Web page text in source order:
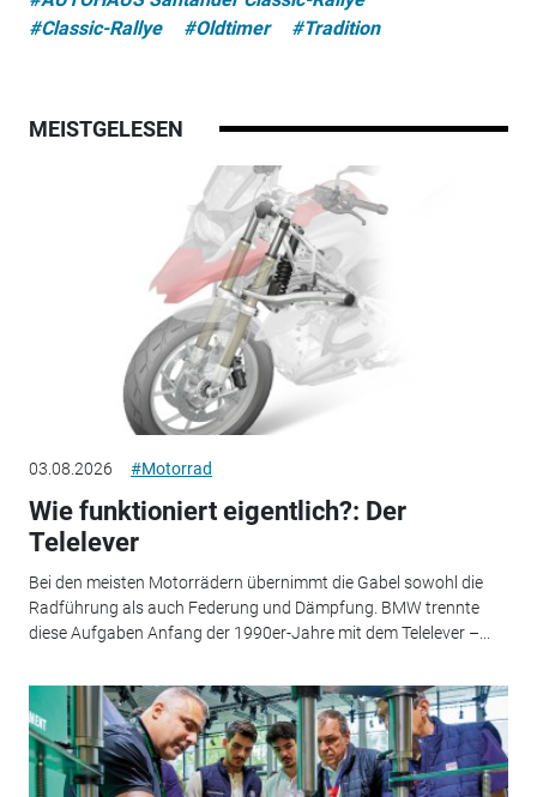
#Classic-Rallye
#Oldtimer #Tradition
MEISTGELESEN
03.08.2026 #Motorrad
Wie funktioniert eigentlich?: Der
Telelever
Bei den meisten Motorrädern übernimmt die Gabel sowohl die
Radführung als auch Federung und Dämpfung. BMW trennte
diese Aufgaben Anfang der 1990er-Jahre mit dem Telelever –...